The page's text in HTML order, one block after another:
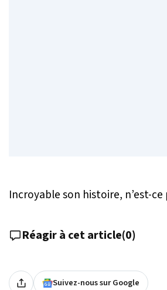
Incroyable son histoire, n’est-ce
Réagir à cet article(0)
Suivez-nous sur Google